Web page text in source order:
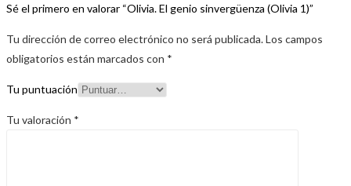
Sé el primero en valorar “Olivia. El genio sinvergüenza (Olivia 1)”
Tu dirección de correo electrónico no será publicada.Los campos
obligatorios están marcados con *
Tu puntuación
Tu valoración *